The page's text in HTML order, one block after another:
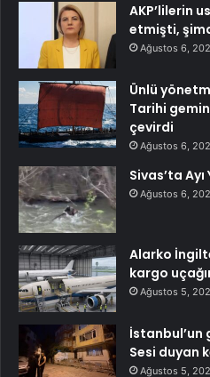
AKP’lilerin
etmişti,
Ağustos 6,
Ünlü
Tarihi
çevirdi
Ağustos 6,
Sivas’ta
Ağustos 6,
Alarko
kargo
Ağustos 5,
İstanbul’un
Sesi duyan
Ağustos 5,